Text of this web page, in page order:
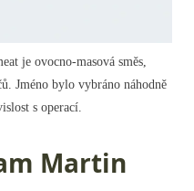
je ovocno-masová směs,
Jméno bylo vybráno náhodně
s operací.
Martin